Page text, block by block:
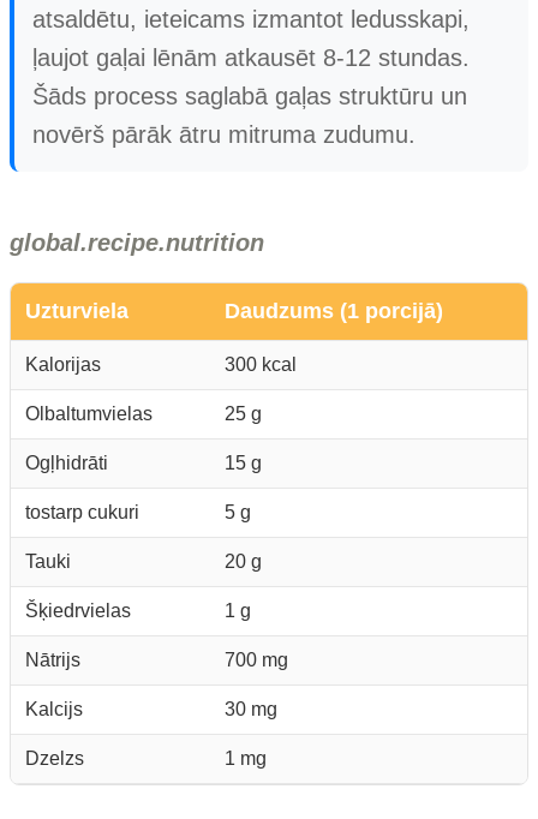
atsaldētu, ieteicams izmantot ledusskapi,
ļaujot gaļai lēnām atkausēt 8-12 stundas.
Šāds process saglabā gaļas struktūru un
novērš pārāk ātru mitruma zudumu.
global.recipe.nutrition
Uzturviela Daudzums (1 porcijā)
Kalorijas 300 kcal
Olbaltumvielas 25 g
Ogļhidrāti 15 g
tostarp cukuri 5 g
Tauki 20 g
Šķiedrvielas 1 g
Nātrijs 700 mg
Kalcijs 30 mg
Dzelzs 1 mg